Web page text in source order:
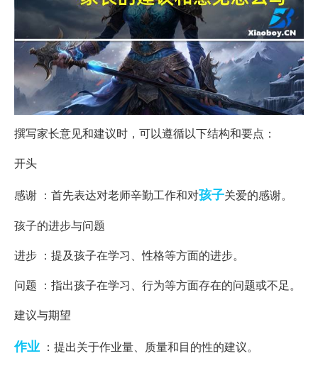
撰写家长意见和建议时，可以遵循以下结构和要点：
开头
感谢 ：首先表达对老师辛勤工作和对孩子关爱的感谢。
孩子的进步与问题
进步 ：提及孩子在学习、性格等方面的进步。
问题 ：指出孩子在学习、行为等方面存在的问题或不足。
建议与期望
作业 ：提出关于作业量、质量和目的性的建议。